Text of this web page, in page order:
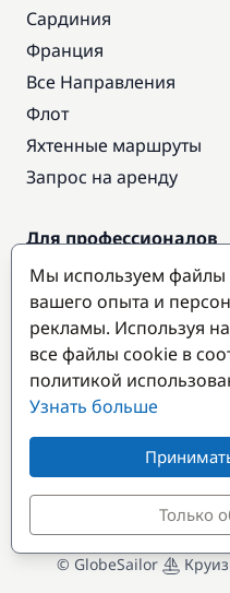
Сардиния
Франция
Все Направления
Флот
Яхтенные маршруты
Запрос на аренду
Для профессионалов
Доступ про
Стать партнером
Популярные
© GlobeSailor
Мы используем файлы
вашего опыта и
рекламы. Используя
все файлы cookie в
политикой
Узнать больше
Только